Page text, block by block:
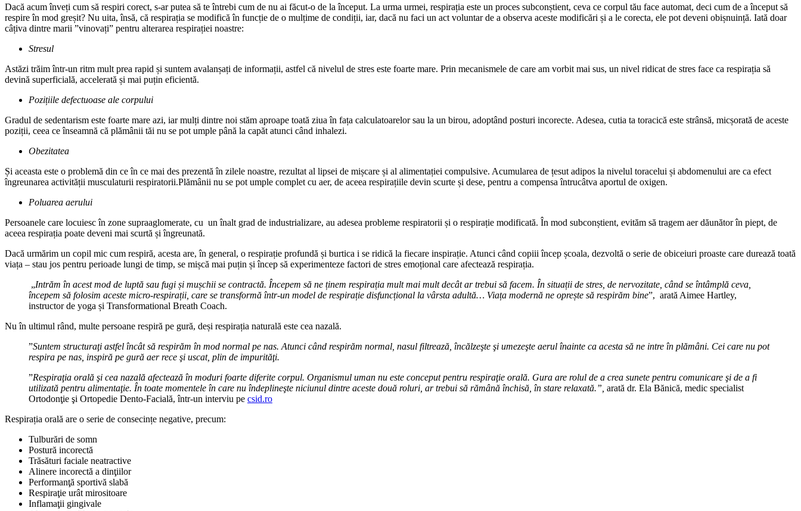
Dacă acum înveți cum să respiri corect, s-ar putea să te întrebi cum de nu ai făcut-o de la început. La urma urmei, respirația este un proces subconștient, ceva ce corpul tău face automat, deci cum de a început să
respire în mod greșit? Nu uita, însă, că respirația se modifică în funcție de o mulțime de condiții, iar, dacă nu faci un act voluntar de a observa aceste modificări și a le corecta, ele pot deveni obișnuință. Iată doar
câțiva dintre marii ”vinovați” pentru alterarea respirației noastre:
Stresul
Astăzi trăim într-un ritm mult prea rapid și suntem avalanșați de informații, astfel că nivelul de stres este foarte mare. Prin mecanismele de care am vorbit mai sus, un nivel ridicat de stres face ca respirația să
devină superficială, accelerată și mai puțin eficientă.
Pozițiile defectuoase ale corpului
Gradul de sedentarism este foarte mare azi, iar mulți dintre noi stăm aproape toată ziua în fața calculatoarelor sau la un birou, adoptând posturi incorecte. Adesea, cutia ta toracică este strânsă, micșorată de aceste
poziții, ceea ce înseamnă că plămânii tăi nu se pot umple până la capăt atunci când inhalezi.
Obezitatea
Și aceasta este o problemă din ce în ce mai des prezentă în zilele noastre, rezultat al lipsei de mișcare și al alimentației compulsive. Acumularea de țesut adipos la nivelul toracelui și abdomenului are ca efect
îngreunarea activității musculaturii respiratorii.Plămânii nu se pot umple complet cu aer, de aceea respirațiile devin scurte și dese, pentru a compensa întrucâtva aportul de oxigen.
Poluarea aerului
Persoanele care locuiesc în zone supraaglomerate, cu un înalt grad de industrializare, au adesea probleme respiratorii și o respirație modificată. În mod subconștient, evităm să tragem aer dăunător în piept, de
aceea respirația poate deveni mai scurtă și îngreunată.
Dacă urmărim un copil mic cum respiră, acesta are, în general, o respirație profundă și burtica i se ridică la fiecare inspirație. Atunci când copiii încep școala, dezvoltă o serie de obiceiuri proaste care durează toată
viața – stau jos pentru perioade lungi de timp, se mișcă mai puțin și încep să experimenteze factori de stres emoțional care afectează respirația.
„Intrăm în acest mod de luptă sau fugi și mușchii se contractă. Începem să ne ținem respirația mult mai mult decât ar trebui să facem. În situații de stres, de nervozitate, când se întâmplă ceva,
începem să folosim aceste micro-respirații, care se transformă într-un model de respirație disfuncțional la vârsta adultă… Viața modernă ne oprește să respirăm bine”, arată Aimee Hartley,
instructor de yoga și Transformational Breath Coach.
Nu în ultimul rând, multe persoane respiră pe gură, deși respirația naturală este cea nazală.
”Suntem structuraţi astfel încât să respirăm în mod normal pe nas. Atunci când respirăm normal, nasul filtrează, încălzeşte şi umezeşte aerul înainte ca acesta să ne intre în plămâni. Cei care nu pot
respira pe nas, inspiră pe gură aer rece şi uscat, plin de impurităţi.
”Respiraţia orală şi cea nazală afectează în moduri foarte diferite corpul. Organismul uman nu este conceput pentru respiraţie orală. Gura are rolul de a crea sunete pentru comunicare şi de a fi
utilizată pentru alimentaţie. În toate momentele în care nu îndeplineşte niciunul dintre aceste două roluri, ar trebui să rămână închisă, în stare relaxată.”, arată dr. Ela Bănică, medic specialist
Ortodonţie şi Ortopedie Dento-Facială, într-un interviu pe csid.ro
Respirația orală are o serie de consecințe negative, precum:
Tulburări de somn
Postură incorectă
Trăsături faciale neatractive
Alinere incorectă a dinţiilor
Performanţă sportivă slabă
Respiraţie urât mirositoare
Inflamaţii gingivale